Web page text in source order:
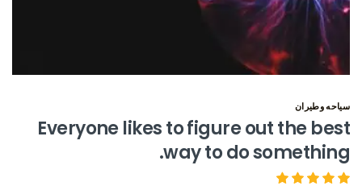
سياحه وطيران
Everyone likes to figure out the best
way to do something.